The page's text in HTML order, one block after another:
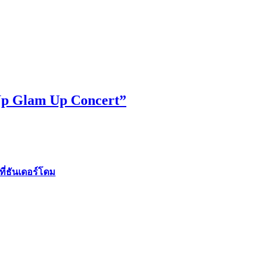
Up Concert”
ธันเดอร์โดม